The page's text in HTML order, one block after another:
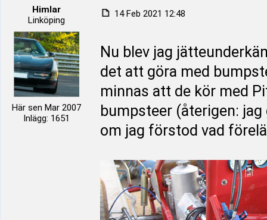
Himlar
Linköping
Här sen Mar 2007
Inlägg: 1651
14 Feb 2021 12:48
Nu blev jag
det att göra med
minnas att de kör med
bumpsteer (återigen:
om jag förstod vad